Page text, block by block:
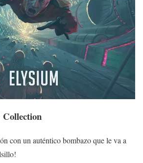
Collection
con un auténtico bombazo que le va a